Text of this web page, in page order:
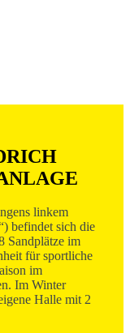
linkem
befindet sich die
Sandplätze im
für sportliche
im
Im Winter
Halle mit 2